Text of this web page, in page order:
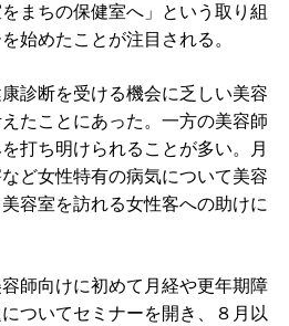
まちの保健室へ」という取り組
始めたことが注目される。
診断を受ける機会に乏しい美容
たことにあった。一方の美容師
打ち明けられることが多い。月
ど女性特有の病気について美容
容室を訪れる女性客への助けに
師向けに初めて月経や更年期障
ついてセミナーを開き、８月以